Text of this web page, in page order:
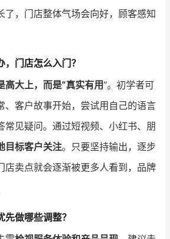
了，门店整体气场会向好，顾客感知
门店怎么入门？
高大上，而是“真实有用”。初学者可
、客户故事开始，尝试用自己的语言
常见疑问。通过短视频、小红书、朋
目标客户关注。只要坚持输出，逐步
店卖点就会逐渐被更多人看到，品牌
做哪些调整？